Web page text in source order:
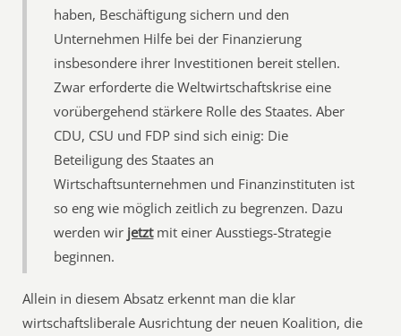
haben, Beschäftigung sichern und den
Unternehmen Hilfe bei der Finanzierung
insbesondere ihrer Investitionen bereit stellen.
Zwar erforderte die Weltwirtschaftskrise eine
vorübergehend stärkere Rolle des Staates. Aber
CDU, CSU und FDP sind sich einig: Die
Beteiligung des Staates an
Wirtschaftsunternehmen und Finanzinstituten ist
so eng wie möglich zeitlich zu begrenzen. Dazu
werden wir jetztmit einer Ausstiegs-Strategie
beginnen.
Allein in diesem Absatz erkennt man die klar
wirtschaftsliberale Ausrichtung der neuen Koalition, die